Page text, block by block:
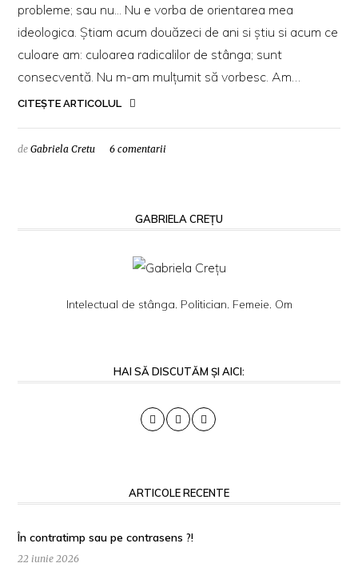
probleme; sau nu... Nu e vorba de orientarea mea
ideologica. Știam acum douăzeci de ani si știu si acum ce
culoare am: culoarea radicalilor de stânga; sunt
consecventă. Nu m-am mulțumit să vorbesc. Am…
CITEȘTE ARTICOLUL
deGabriela Cretu 6 comentarii
GABRIELA CREȚU
Intelectual de stânga. Politician. Femeie. Om
HAI SĂ DISCUTĂM ȘI AICI:
ARTICOLE RECENTE
În contratimp sau pe contrasens ?!
22 iunie 2026